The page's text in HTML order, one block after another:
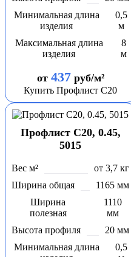
Минимальная длина
изделия
0,5
м
Максимальная длина
изделия
8
м
от 437руб/м²
Купить Профлист С20
Профлист С20, 0.45,
5015
Вес м²
от 3,7 кг
Ширина общая
1165 мм
Ширина
полезная
1110
мм
Высота профиля
20 мм
Минимальная длина
0,5